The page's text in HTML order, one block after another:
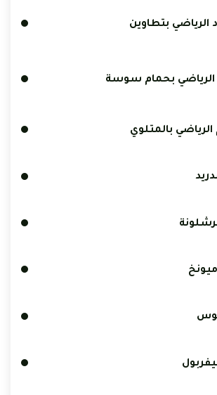
الرياضي بتطاوين
الرياضي بحمام سوسة
الرياضي بالمتلوي
ميونخ